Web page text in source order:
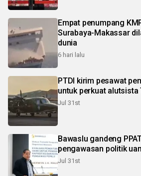
Empat penumpang
Surabaya-Makassar
dunia
6 hari lalu
PTDI kirim pesawat
untuk perkuat alutsista
Jul 31st
Bawaslu gandeng
pengawasan politik
Jul 31st